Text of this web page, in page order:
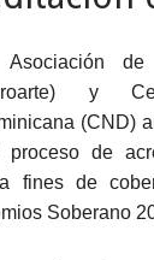
de
y
(CND)
proceso de
fines de
Soberano